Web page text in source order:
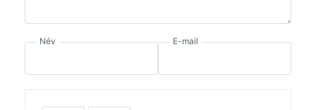
Név E-mail